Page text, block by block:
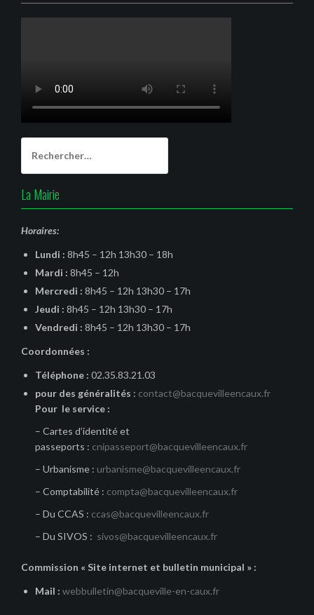
La Mairie
Horaires:
Lundi : 8h45 – 12h 13h30 – 18h
Mardi : 8h45 – 12h
Mercredi : 8h45 – 12h 13h30 – 17h
Jeudi : 8h45 – 12h 13h30 – 17h
Vendredi : 8h45 – 12h 13h30 – 17h
Coordonnées :
Téléphone : 02.35.83.21.03
pour des généralités : contact@bacquevilleencaux.fr
Pour le service :
– Cartes d’identité et
passeports : cnipasseport@bacquevilleencaux.fr
– Urbanisme : urbanisme@bacquevilleencaux.fr
– Comptabilité : compta@bacquevilleencaux.fr
– Du CCAS : ccas@bacquevilleencaux.fr
– Du SIVOS : sivos@bacquevilleencaux.fr
Commission « Site internet et bulletin municipal » :
Mail : webbulletin@bacqueville-en-caux.fr